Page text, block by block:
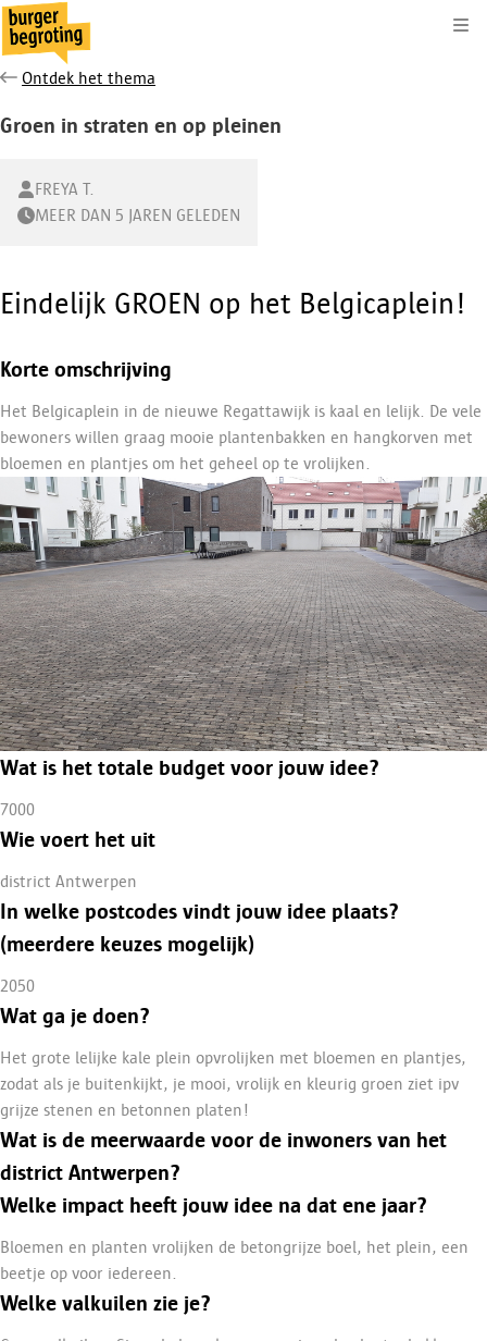
Ontdek het thema
Groen in straten en op pleinen
FREYA T.
MEER DAN 5 JAREN GELEDEN
Eindelijk GROEN op het Belgicaplein!
Korte omschrijving
Het Belgicaplein in de nieuwe Regattawijk is kaal en lelijk. De vele
bewoners willen graag mooie plantenbakken en hangkorven met
bloemen en plantjes om het geheel op te vrolijken.
Wat is het totale budget voor jouw idee?
7000
Wie voert het uit
district Antwerpen
In welke postcodes vindt jouw idee plaats?
(meerdere keuzes mogelijk)
2050
Wat ga je doen?
Het grote lelijke kale plein opvrolijken met bloemen en plantjes,
zodat als je buitenkijkt, je mooi, vrolijk en kleurig groen ziet ipv
grijze stenen en betonnen platen!
Wat is de meerwaarde voor de inwoners van het
district Antwerpen?
Welke impact heeft jouw idee na dat ene jaar?
Bloemen en planten vrolijken de betongrijze boel, het plein, een
beetje op voor iedereen.
Welke valkuilen zie je?